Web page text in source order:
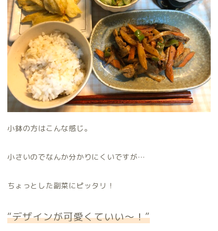
小鉢の方はこんな感じ。
小さいのでなんか分かりにくいですが…
ちょっとした副菜にピッタリ！
“デザインが可愛くていい〜！”